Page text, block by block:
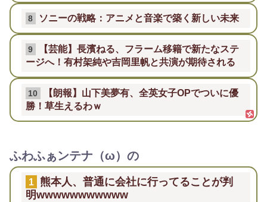
8 ソニーの戦略：アニメと音楽で築く新しい未来
9
【芸能】長濱ねる、フラーム移籍で新たなステ
ージへ！有村架純や吉岡里帆と共演が期待される
10
【朗報】山下美夢有、全英女子OPでついに優
勝！草生えるわｗ
ふわふぁンテナ（ω）の
1
熊本人、普通に会社に行ってることが判
明wwwwwwwwwww